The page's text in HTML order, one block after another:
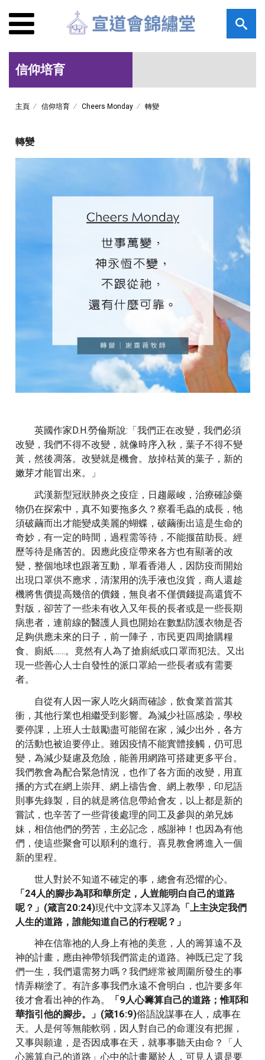
信仰培育
主頁 信仰培育 Cheers Monday 轉變
轉變
英國作家D.H.勞倫斯說:「我們正在改變，我們必須
改變，我們不得不改變，就像時序入秋，葉子不得不變
黃，然後凋落。改變就是機會。放掉枯黃的葉子，新的
嫩芽才能冒出來。」
武漢新型冠狀肺炎之疫症，日趨嚴峻，治療確診藥
物仍在探索中，真不知要拖多久？察看毛蟲的成長，牠
須破繭而出才能變成美麗的蝴蝶，破繭衝出這是生命的
奇妙，有一定的時間，過程需等待，不能揠苗助長。經
歷等待是痛苦的。因應此疫症帶來各方也有顯著的改
變，整個地球也跟著互動，單看香港人，因防疫而開始
出現口罩供不應求，清潔用的洗手液也沒貨，商人還趁
機將售價提高幾倍的價錢，無良者不僅價錢提高還貨不
對版，卻苦了一些未有收入又年長的長者或是一些長期
病患者，連前線的醫護人員也開始在數點防護衣物是否
足夠供應未來的日子，前一陣子，市民更四周搶購糧
食、廁紙……。竟然有人為了搶廁紙或口罩而犯法。又出
現一些善心人士自發性的派口罩給一些長者或有需要
者。
自從有人因一家人吃火鍋而確診，飲食業首當其
衝，其他行業也相繼受到影響。為減少社區感染，學校
要停課，上班人士鼓勵盡可能留在家，減少出外，各方
的活動也被迫要停止。雖因疫情不能實體接觸，仍可思
變，為減少疑慮及危險，能善用網路可搭建更多平台。
我們教會為配合緊急情況，也作了各方面的改變，用直
播的方式在網上崇拜、網上禱告會、網上教學，印尼語
則事先錄製，目的就是將信息帶給會友，以上都是新的
嘗試，也辛苦了一些背後處理的同工及參與的弟兄姊
妹，相信他們的勞苦，主必記念，感謝神！也因為有他
們，使這些聚會可以順利的進行。喜見教會將進入一個
新的里程。
世人對於不知道不確定的事，總會有恐懼的心。
「24人的腳步為耶和華所定，人豈能明白自己的道路
呢？」(箴言20:24)現代中文譯本又譯為 「上主決定我們
人生的道路，誰能知道自己的行程呢？」
神在信靠祂的人身上有祂的美意，人的籌算遠不及
神的計畫，應由神帶領我們當走的道路。神既已定了我
們一生，我們還需努力嗎？我們經常被周圍所發生的事
情弄糊塗了。有許多事我們永遠不會明白，也許要多年
後才會看出神的作為。
「9人心籌算自己的道路；惟耶和
華指引他的腳步。」(箴16:9)俗語說謀事在人，成事在
天。人是何等無能軟弱，因人對自己的命運沒有把握，
又事與願違，是否因成事在天，就事事聽天由命？「人
心籌算自己的道路」心中的計畫屬於人，可見人還是要